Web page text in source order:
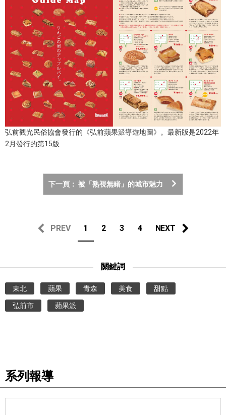
弘前觀光民俗協會發行的《弘前蘋果派導遊地圖》。最新版是2022年
2月發行的第15版
下一頁： 被「熟視無睹」的城市魅力
PREV 1 2 3 4 NEXT
關鍵詞
東北 蘋果 青森 美食 甜點
弘前市 蘋果派
系列報導